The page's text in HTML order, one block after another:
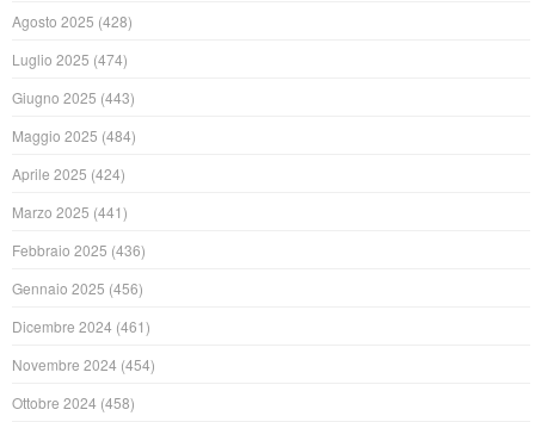
Agosto 2025 (428)
Luglio 2025 (474)
Giugno 2025 (443)
Maggio 2025 (484)
Aprile 2025 (424)
Marzo 2025 (441)
Febbraio 2025 (436)
Gennaio 2025 (456)
Dicembre 2024 (461)
Novembre 2024 (454)
Ottobre 2024 (458)